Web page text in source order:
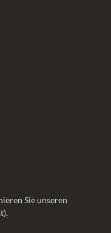
Sie unseren